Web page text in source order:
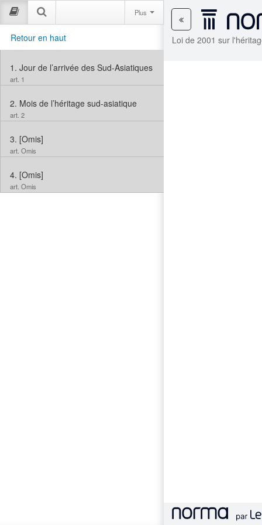
Loi de 2001 sur
Plus
Retour en haut
1. Jour de l’arrivée des Sud-Asiatiques
art. 1
2. Mois de l’héritage sud-asiatique
art. 2
3. [Omis]
art. Omis
4. [Omis]
art. Omis